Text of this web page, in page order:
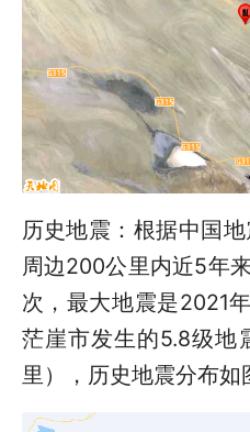
历史地震：根据中国
周边200公里内近5年
次，最大地震是2021
茫崖市发生的5.8级地
里），历史地震分布如